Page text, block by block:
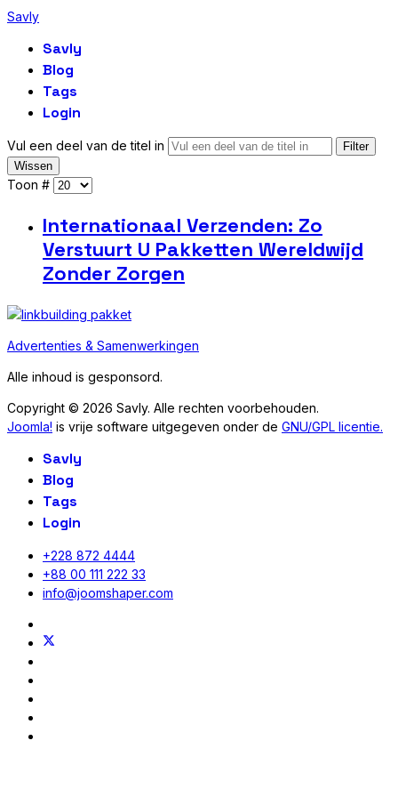
Savly
Savly
Blog
Tags
Login
Vul een deel van de titel in
Filter
Wissen
Toon #
Internationaal Verzenden: Zo
Verstuurt U Pakketten Wereldwijd
Zonder Zorgen
Advertenties & Samenwerkingen
Alle inhoud is gesponsord.
Copyright © 2026 Savly. Alle rechten voorbehouden.
Joomla! is vrije software uitgegeven onder de GNU/GPL licentie.
Savly
Blog
Tags
Login
+228 872 4444
+88 00 111 222 33
info@joomshaper.com